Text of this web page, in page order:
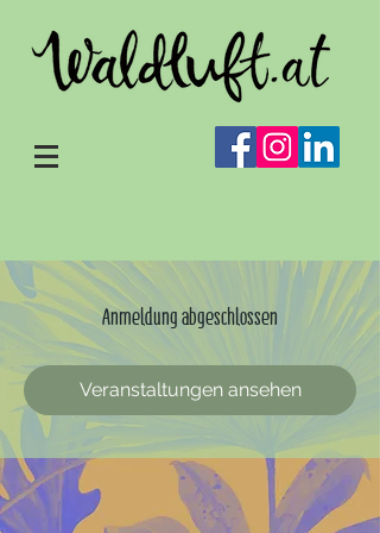
Anmeldung abgeschlossen
Veranstaltungen ansehen